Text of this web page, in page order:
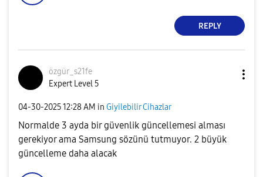
REPLY
özgür_s21fe
Expert Level 5
‎04-30-202512:28 AM in Giyilebilir Cihazlar
Normalde 3 ayda bir güvenlik güncellemesi alması
gerekiyor ama Samsung sözünü tutmuyor. 2 büyük
güncelleme daha alacak